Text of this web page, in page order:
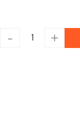
-
SOPHIA
BRAND
+